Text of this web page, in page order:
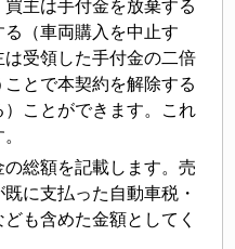
主は手付金を放棄する
（車両購入を中止す
受領した手付金の二倍
とで本契約を解除する
）ことができます。これ
の総額を記載します。売
に支払った自動車税・
も含めた金額としてく